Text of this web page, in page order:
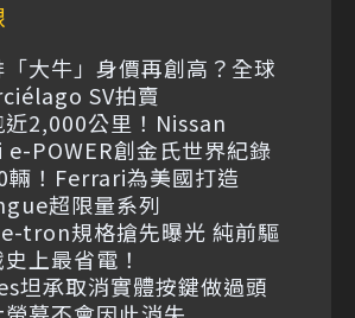
大牛」身價再創高？全球
SV拍賣
2,000公里！Nissan
e-POWER創金氏世界紀錄
輛！Ferrari為美國打造
超限量系列
tron規格搶先曝光 純前驅
上最省電！
坦承取消實體按鍵做過頭